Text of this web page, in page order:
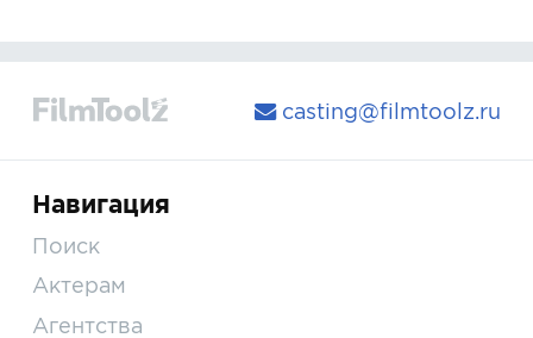
casting@filmtoolz.ru
Навигация
Поиск
Актерам
Агентства